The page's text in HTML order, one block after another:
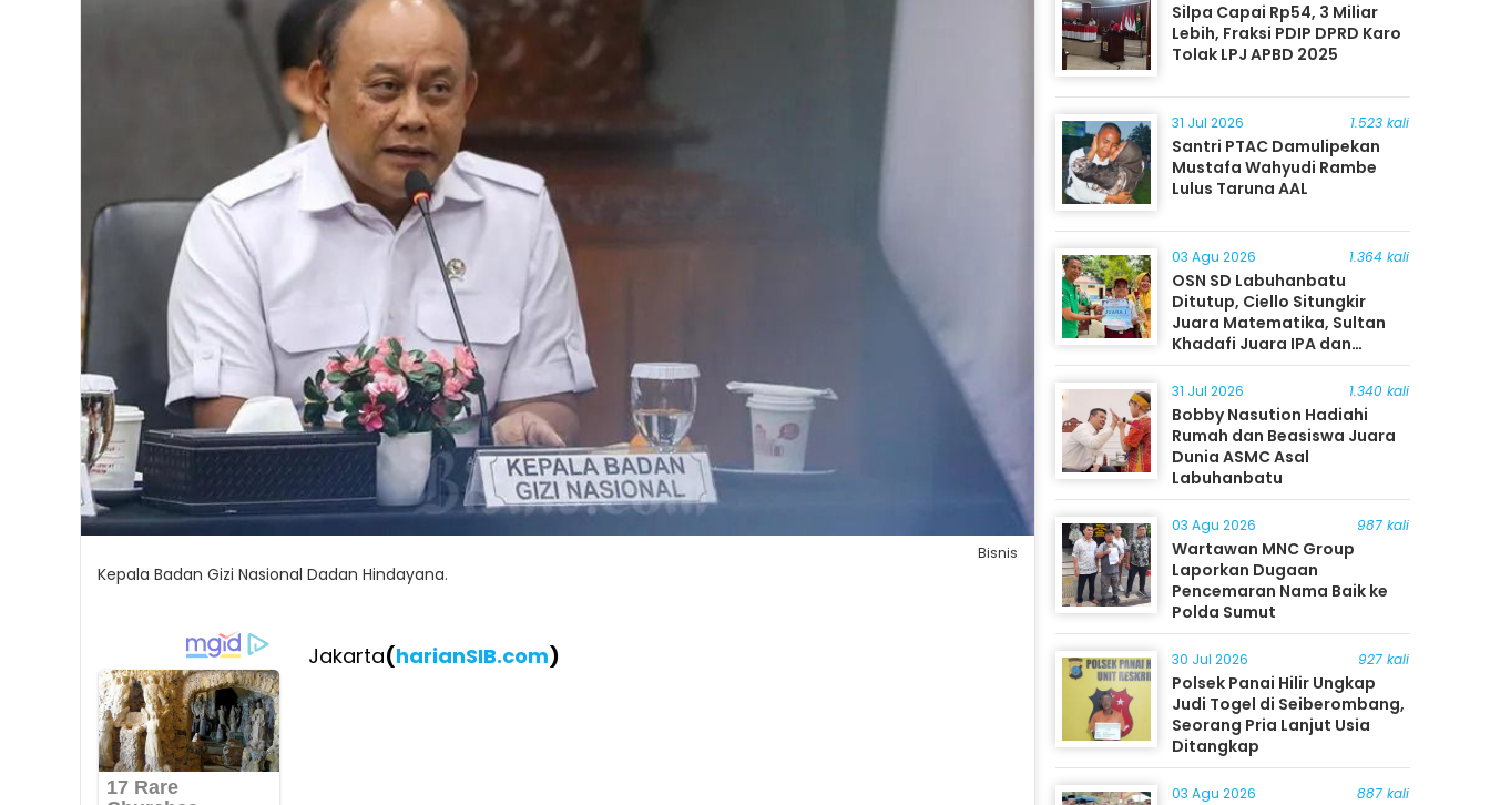
Bisnis
Kepala Badan Gizi Nasional Dadan Hindayana.
Jakarta(harianSIB.com)
Silpa Capai Rp54, 3 Miliar
Lebih, Fraksi PDIP DPRD Karo
Tolak LPJ APBD 2025
31 Jul 2026 1.523 kali
Santri PTAC Damulipekan
Mustafa Wahyudi Rambe
Lulus Taruna AAL
03 Agu 2026 1.364 kali
OSN SD Labuhanbatu
Ditutup, Ciello Situngkir
Juara Matematika, Sultan
Khadafi Juara IPA dan
Timothy Rangkuti Juara IPS
31 Jul 2026 1.340 kali
Bobby Nasution Hadiahi
Rumah dan Beasiswa Juara
Dunia ASMC Asal
Labuhanbatu
03 Agu 2026 987 kali
Wartawan MNC Group
Laporkan Dugaan
Pencemaran Nama Baik ke
Polda Sumut
30 Jul 2026 927 kali
Polsek Panai Hilir Ungkap
Judi Togel di Seiberombang,
Seorang Pria Lanjut Usia
Ditangkap
03 Agu 2026 887 kali